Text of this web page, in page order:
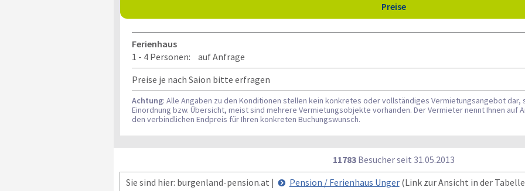
Preise
Ferienhaus
1 - 4 Personen:
auf Anfrage
Preise je nach Saion bitte erfragen
Achtung: Alle Angaben zu den Konditionen stellen kein konkretes oder vollständiges Vermietungsangebot
Einordnung bzw. Übersicht, meist sind mehrere Vermietungsobjekte vorhanden. Der Vermieter nennt Ihnen auf
den verbindlichen Endpreis für Ihren konkreten Buchungswunsch.
11783 Besucher seit 31.05.2013
Sie sind hier: burgenland-pension.at |
Pension / Ferienhaus Unger(Link zur Ansicht in der